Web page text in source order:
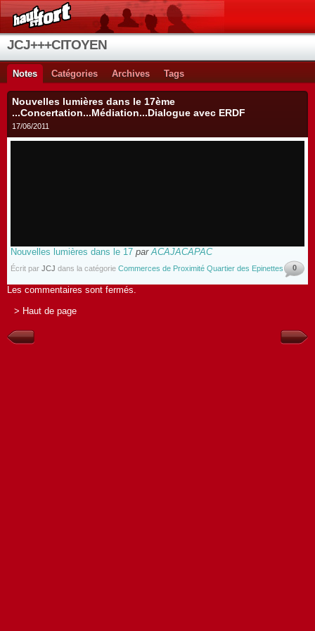
JCJ+++CITOYEN
Notes Catégories Archives Tags
Nouvelles lumières dans le 17ème
...Concertation...Médiation...Dialogue avec ERDF
17/06/2011
Nouvelles lumières dans le 17 parACAJACAPAC
Écrit par JCJ dans la catégorie Commerces de Proximité Quartier des Epinettes 0
Les commentaires sont fermés.
> Haut de page